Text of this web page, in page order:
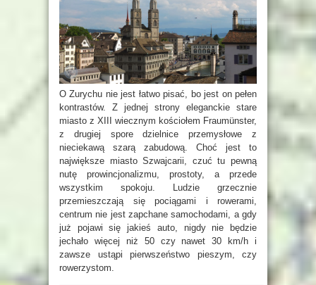
O Zurychu nie jest łatwo pisać, bo jest on pełen
kontrastów. Z jednej strony eleganckie stare
miasto z XIII wiecznym kościołem Fraumünster,
z drugiej spore dzielnice przemysłowe z
nieciekawą szarą zabudową. Choć jest to
największe miasto Szwajcarii, czuć tu pewną
nutę prowincjonalizmu, prostoty, a przede
wszystkim spokoju. Ludzie grzecznie
przemieszczają się pociągami i rowerami,
centrum nie jest zapchane samochodami, a gdy
już pojawi się jakieś auto, nigdy nie będzie
jechało więcej niż 50 czy nawet 30 km/h i
zawsze ustąpi pierwszeństwo pieszym, czy
rowerzystom.